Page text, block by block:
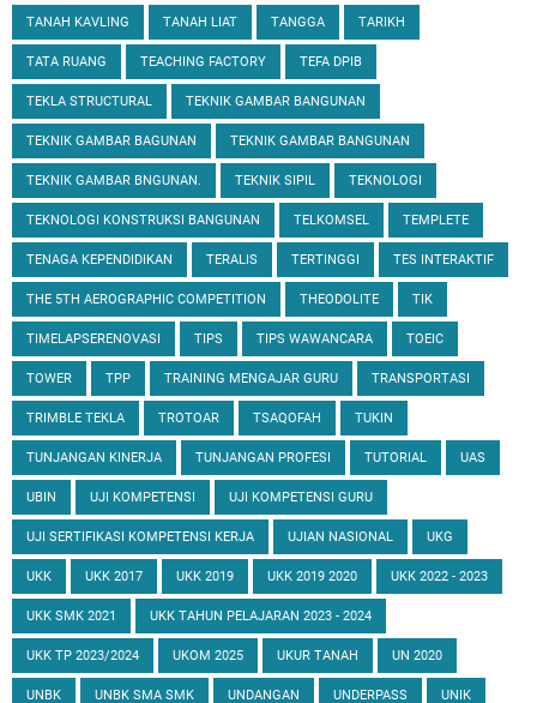
TANAH KAVLING TANAH LIAT TANGGA TARIKH
TATA RUANG TEACHING FACTORY TEFA DPIB
TEKLA STRUCTURAL TEKNIK GAMBAR BANGUNAN
TEKNIK GAMBAR BAGUNAN TEKNIK GAMBAR BANGUNAN
TEKNIK GAMBAR BNGUNAN. TEKNIK SIPIL TEKNOLOGI
TEKNOLOGI KONSTRUKSI BANGUNAN TELKOMSEL TEMPLETE
TENAGA KEPENDIDIKAN TERALIS TERTINGGI TES INTERAKTIF
THE 5TH AEROGRAPHIC COMPETITION THEODOLITE TIK
TIMELAPSERENOVASI TIPS TIPS WAWANCARA TOEIC
TOWER TPP TRAINING MENGAJAR GURU TRANSPORTASI
TRIMBLE TEKLA TROTOAR TSAQOFAH TUKIN
TUNJANGAN KINERJA TUNJANGAN PROFESI TUTORIAL UAS
UBIN UJI KOMPETENSI UJI KOMPETENSI GURU
UJI SERTIFIKASI KOMPETENSI KERJA UJIAN NASIONAL UKG
UKK UKK 2017 UKK 2019 UKK 2019 2020 UKK 2022 - 2023
UKK SMK 2021 UKK TAHUN PELAJARAN 2023 - 2024
UKK TP 2023/2024 UKOM 2025 UKUR TANAH UN 2020
UNBK UNBK SMA SMK UNDANGAN UNDERPASS UNIK